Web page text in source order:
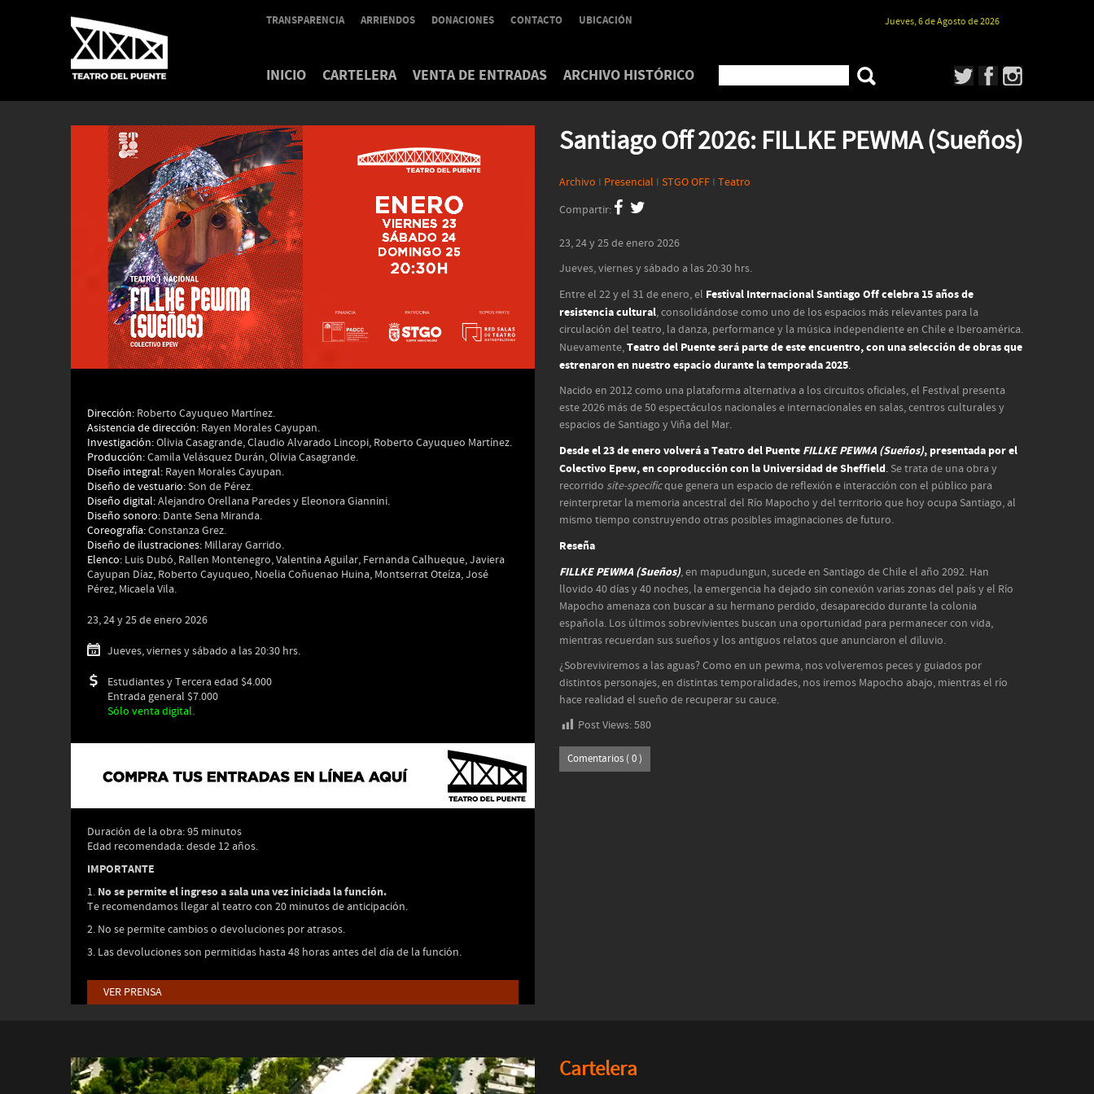
TRANSPARENCIA ARRIENDOS DONACIONES CONTACTO UBICACIÓN Jueves, 6 de Agosto de 2026
INICIO CARTELERA VENTA DE ENTRADAS ARCHIVO HISTÓRICO
Dirección: Roberto Cayuqueo Martínez.
Asistencia de dirección: Rayen Morales Cayupan.
Investigación:Olivia Casagrande, Claudio Alvarado Lincopi, Roberto Cayuqueo Martínez.
Producción:Camila Velásquez Durán, Olivia Casagrande.
Diseño integral: Rayen Morales Cayupan.
Diseño de vestuario:Son de Pérez.
Diseño digital:Alejandro Orellana Paredes y Eleonora Giannini.
Diseño sonoro: Dante Sena Miranda.
Coreografía:Constanza Grez.
Diseño de ilustraciones: Millaray Garrido.
Elenco: Luis Dubó, Rallen Montenegro, Valentina Aguilar, Fernanda Calhueque, Javiera
Cayupan Díaz, Roberto Cayuqueo, Noelia Coñuenao Huina, Montserrat Oteíza, José
Pérez, Micaela Vila.
23, 24 y 25 de enero 2026
Jueves, viernes y sábado a las 20:30 hrs.
Estudiantes y Tercera edad $4.000
Entrada general $7.000
Sólo venta digital.
Duración de la obra: 95 minutos
Edad recomendada: desde 12 años.
IMPORTANTE
1. No se permite el ingreso a sala una vez iniciada la función.
Te recomendamos llegar al teatro con 20 minutos de anticipación.
2. No se permite cambios o devoluciones por atrasos.
3. Las devoluciones son permitidas hasta 48 horas antes del día de la función.
VER PRENSA
Santiago Off 2026: FILLKE PEWMA (Sueños)
Archivo I Presencial I STGO OFF I Teatro
Compartir:
23, 24 y 25 de enero 2026
Jueves, viernes y sábado a las 20:30 hrs.
Entre el 22 y el 31 de enero, el Festival Internacional Santiago Off celebra 15 años de
resistencia cultural, consolidándose como uno de los espacios más relevantes para la
circulación del teatro, la danza, performance y la música independiente en Chile e Iberoamérica.
Nuevamente,Teatro del Puente será parte de este encuentro, con una selección de obras que
estrenaron en nuestro espacio durante la temporada 2025.
Nacido en 2012 como una plataforma alternativa a los circuitos oficiales, el Festival presenta
este 2026 más de 50 espectáculos nacionales e internacionales en salas, centros culturales y
espacios de Santiago y Viña del Mar.
Desde el 23 de enero volverá a Teatro del Puente FILLKE PEWMA (Sueños), presentada porel
Colectivo Epew, en coproducción con la Universidad de Sheffield. Se trata de una obra y
recorrido site-specificque genera un espacio de reflexión e interacción con el público para
reinterpretar la memoria ancestral del Río Mapocho y del territorio que hoy ocupa Santiago, al
mismo tiempo construyendo otras posibles imaginaciones de futuro.
Reseña
FILLKE PEWMA (Sueños), en mapudungun, sucede en Santiago de Chile el año 2092. Han
llovido 40 días y 40 noches, la emergencia ha dejado sin conexión varias zonas del país y el Río
Mapocho amenaza con buscar a su hermano perdido, desaparecido durante la colonia
española. Los últimos sobrevivientes buscan una oportunidad para permanecer con vida,
mientras recuerdan sus sueños y los antiguos relatos que anunciaron el diluvio.
¿Sobreviviremos a las aguas? Como en un pewma, nos volveremos peces y guiados por
distintos personajes, en distintas temporalidades, nos iremos Mapocho abajo, mientras el río
hace realidad el sueño de recuperar su cauce.
Post Views:580
Comentarios ( 0 )
Cartelera